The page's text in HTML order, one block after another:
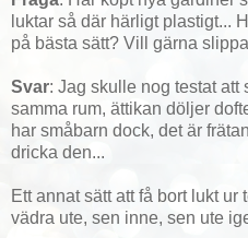
luktar så där härligt plastigt...
på bästa sätt? Vill gärna
Svar: Jag skulle nog testat att
samma rum, ättikan döljer
har småbarn dock, det är
dricka den...
Ett annat sätt att få bort lukt
vädra ute, sen inne, sen ute